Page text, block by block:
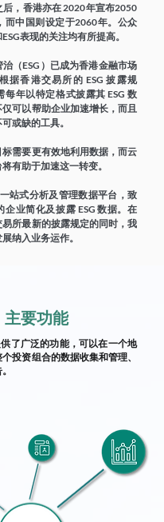
后，香港亦在 2020年宣布2050
而中国则设定于2060年。公众
表现的关注均有所提高。
（ESG）已成为香港金融市场
据香港交易所的 ESG 披露规
每年以特定格式披露其 ESG 数
仅可以帮助企业加速增长，而且
或缺的工具。
需要更有效地利用数据，而云
有助于加速这一转变。
一站式分析及管理数据平台，致
企业简化及披露 ESG 数据。在
所最新的披露规定的同时，我
纳入业务运作。
主要功能
了广泛的功能，可以在一个地
投资组合的数据收集和管理、